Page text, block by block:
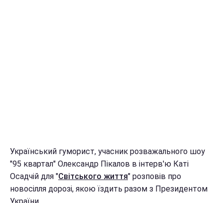
Український гуморист, учасник розважального шоу
"95 квартал" Олександр Пікалов в інтерв'ю Каті
Осадчій для "Світського життя" розповів про
новосілля дорозі, якою їздить разом з Президентом